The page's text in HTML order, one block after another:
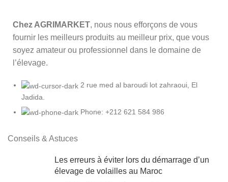
Chez AGRIMARKET, nous nous efforçons de vous
fournir les meilleurs produits au meilleur prix, que vous
soyez amateur ou professionnel dans le domaine de
l’élevage.
2 rue med al baroudi lot zahraoui, El
Jadida.
Phone: +212 621 584 986
Conseils & Astuces
Les erreurs à éviter lors du démarrage d’un
élevage de volailles au Maroc